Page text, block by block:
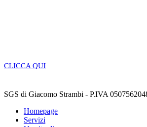
CLICCA QUI
SGS di Giacomo Strambi - P.IVA
Homepage
Servizi